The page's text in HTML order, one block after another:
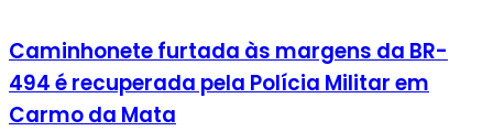
Caminhonete furtada às margens da BR-
494 é recuperada pela Polícia Militar em
Carmo da Mata